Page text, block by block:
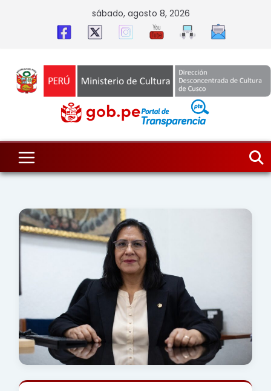
sábado, agosto 8, 2026